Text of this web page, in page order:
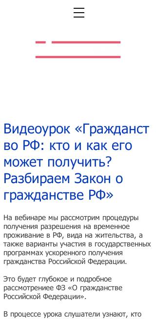
Видеоурок «Гражданст
во РФ: кто и как его
может получить?
Разбираем Закон о
гражданстве РФ»
На вебинаре мы рассмотрим процедуры
получения разрешения на временное
проживание в РФ, вида на жительства, а
также варианты участия в государственных
программах ускоренного получения
гражданства Российской Федерации.
Это будет глубокое и подробное
рассмотрениее ФЗ «О гражданстве
Российской Федерации».
В процессе урока слушатели узнают, кто